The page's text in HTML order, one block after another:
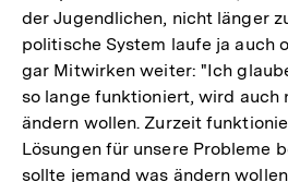
der Jugendlichen, nicht länger
politische System laufe ja auch
gar Mitwirken weiter: "Ich
so lange funktioniert, wird auch
ändern wollen. Zurzeit
Lösungen für unsere Probleme
sollte jemand was ändern